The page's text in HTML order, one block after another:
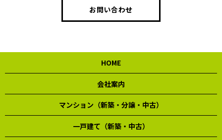
お問い合わせ
HOME
会社案内
マンション（新築・分譲・中古）
一戸建て（新築・中古）